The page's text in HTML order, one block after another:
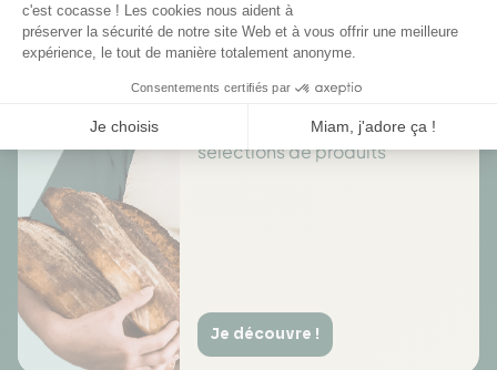
Profitez de promotions tout au
long de l'année sur des
sélections de produits
Je découvre !